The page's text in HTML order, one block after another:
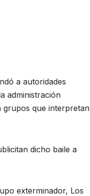
a autoridades
administración
grupos que interpretan
dicho baile a
exterminador, Los